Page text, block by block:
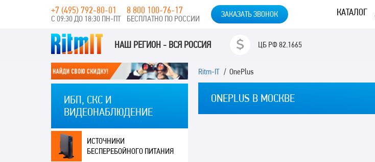
КАТАЛОГ
+7 (495) 792-80-01
С 09:30 ДО 18:30 ПН-ПТ
8 800 100-76-17
БЕСПЛАТНО ПО РОССИИ ЗАКАЗАТЬ ЗВОНОК
НАШ РЕГИОН - ВСЯ РОССИЯ ЦБ РФ82.1665
ИБП, СКС И
ВИДЕОНАБЛЮДЕНИЕ
ИСТОЧНИКИ
БЕСПЕРЕБОЙНОГО ПИТАНИЯ
Ritm-IT/ OnePlus
ONEPLUS В МОСКВЕ